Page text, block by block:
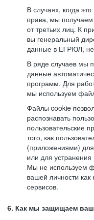
В случаях, когда
права, мы
от третьих лиц. К
вы генеральный
данные в ЕГРЮЛ, не
В ряде случаев мы
данные
программ. Для
мы используем
Файлы cookie
распознавать
пользовательские
того, как
(приложениями)
или для
Мы не используем
вашей личности как
сервисов.
6. Как мы защищаем